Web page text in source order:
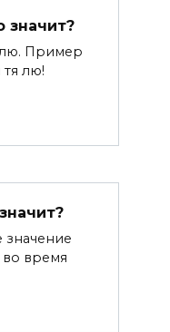
значит?
Пример
тя лю!
время